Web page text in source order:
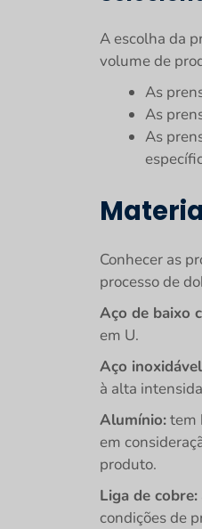
A escolha da
volume de
As
As
As
Conhecer as
processo de
Aço de baixo
em U.
Aço
à alta
Alumínio:tem
em
produto.
Liga de cobre:
condições de